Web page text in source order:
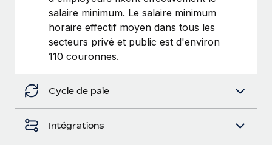
Phiture, un leader notable du conseil en matière de
En savoir plus
salaire minimum. Le salaire minimum
horaire effectif moyen dans tous les
secteurs privé et public est d'environ
110 couronnes.
Cycle de paie
Intégrations